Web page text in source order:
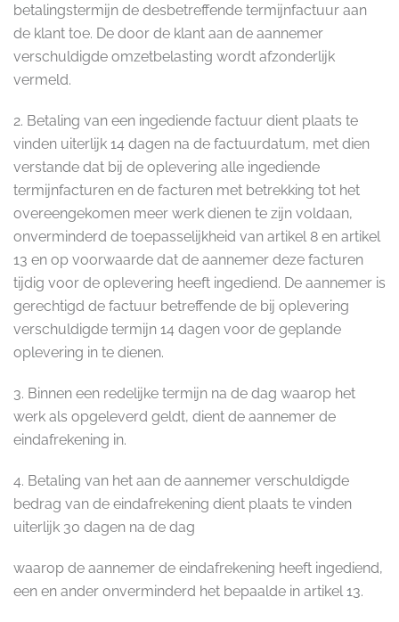
betalingstermijn de desbetreffende termijnfactuur aan
de klant toe. De door de klant aan de aannemer
verschuldigde omzetbelasting wordt afzonderlijk
vermeld.
2. Betaling van een ingediende factuur dient plaats te
vinden uiterlijk 14 dagen na de factuurdatum, met dien
verstande dat bij de oplevering alle ingediende
termijnfacturen en de facturen met betrekking tot het
overeengekomen meer werk dienen te zijn voldaan,
onverminderd de toepasselijkheid van artikel 8 en artikel
13 en op voorwaarde dat de aannemer deze facturen
tijdig voor de oplevering heeft ingediend. De aannemer is
gerechtigd de factuur betreffende de bij oplevering
verschuldigde termijn 14 dagen voor de geplande
oplevering in te dienen.
3. Binnen een redelijke termijn na de dag waarop het
werk als opgeleverd geldt, dient de aannemer de
eindafrekening in.
4. Betaling van het aan de aannemer verschuldigde
bedrag van de eindafrekening dient plaats te vinden
uiterlijk 30 dagen na de dag
waarop de aannemer de eindafrekening heeft ingediend,
een en ander onverminderd het bepaalde in artikel 13.